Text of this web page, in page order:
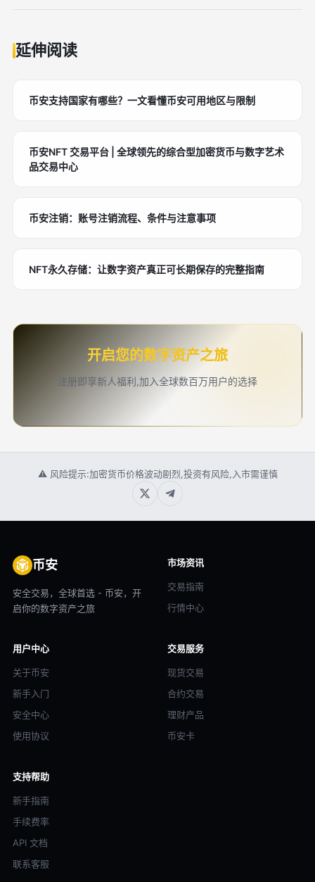
延伸阅读
币安支持国家有哪些？一文看懂币安可用地区与限制
币安NFT 交易平台 | 全球领先的综合型加密货币与数字艺术
品交易中心
币安注销：账号注销流程、条件与注意事项
NFT永久存储：让数字资产真正可长期保存的完整指南
开启您的数字资产之旅
注册即享新人福利,加入全球数百万用户的选择
⚠ 风险提示:加密货币价格波动剧烈,投资有风险,入市需谨慎
币安
安全交易，全球首选 - 币安，开
启你的数字资产之旅
市场资讯
交易指南
行情中心
用户中心
关于币安
新手入门
安全中心
使用协议
交易服务
现货交易
合约交易
理财产品
币安卡
支持帮助
新手指南
手续费率
API 文档
联系客服